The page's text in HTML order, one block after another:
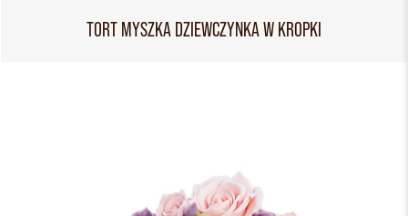
TORT MYSZKA DZIEWCZYNKA W KROPKI